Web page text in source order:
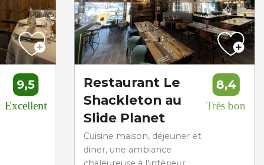
9,5
Excellent
Restaurant Le
Shackleton au
Slide Planet
Cuisine maison, déjeuner et
diner, une ambiance
8,4
Très bon